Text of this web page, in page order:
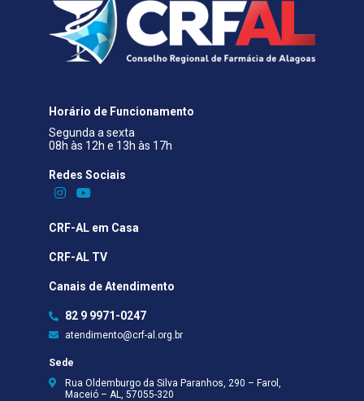
Horário de Funcionamento
Segunda a sexta
08h às 12h e 13h às 17h
Redes Sociais​
CRF-AL em Casa
CRF-AL TV
Canais de Atendimento
82 9 9971-0247
atendimento@crf-al.org.br
Sede
Rua Oldemburgo da Silva Paranhos, 290 – Farol,
Maceió – AL, 57055-320